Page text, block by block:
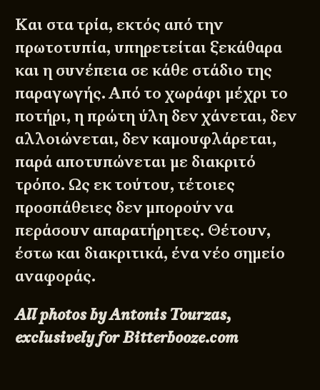
Και στα τρία, εκτός από την
πρωτοτυπία, υπηρετείται ξεκάθαρα
και η συνέπεια σε κάθε στάδιο της
παραγωγής. Από το χωράφι μέχρι το
ποτήρι, η πρώτη ύλη δεν χάνεται, δεν
αλλοιώνεται, δεν καμουφλάρεται,
παρά αποτυπώνεται με διακριτό
τρόπο. Ως εκ τούτου, τέτοιες
προσπάθειες δεν μπορούν να
περάσουν απαρατήρητες. Θέτουν,
έστω και διακριτικά, ένα νέο σημείο
αναφοράς.
All photos by Antonis Tourzas,
exclusively for Bitterbooze.com